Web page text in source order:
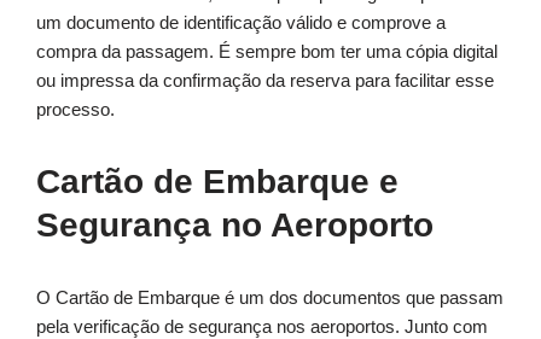
um documento de identificação válido e comprove a
compra da passagem. É sempre bom ter uma cópia digital
ou impressa da confirmação da reserva para facilitar esse
processo.
Cartão de Embarque e
Segurança no Aeroporto
O Cartão de Embarque é um dos documentos que passam
pela verificação de segurança nos aeroportos. Junto com